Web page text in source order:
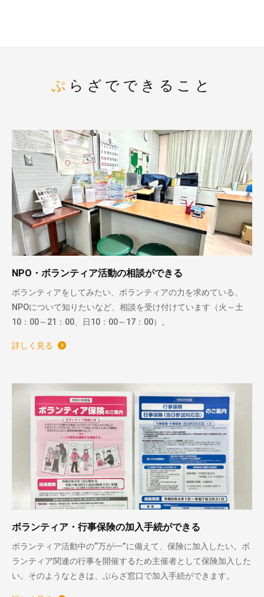
ぷらざでできること
NPO・ボランティア活動の相談ができる
ボランティアをしてみたい、ボランティアの力を求めている、
NPOについて知りたいなど、相談を受け付けています（火～土
10：00～21：00、日10：00～17：00）。
詳しく見る
ボランティア・行事保険の加入手続ができる
ボランティア活動中の“万が一”に備えて、保険に加入したい。ボ
ランティア関連の行事を開催するため主催者として保険加入した
い。そのようなときは、ぷらざ窓口で加入手続ができます。